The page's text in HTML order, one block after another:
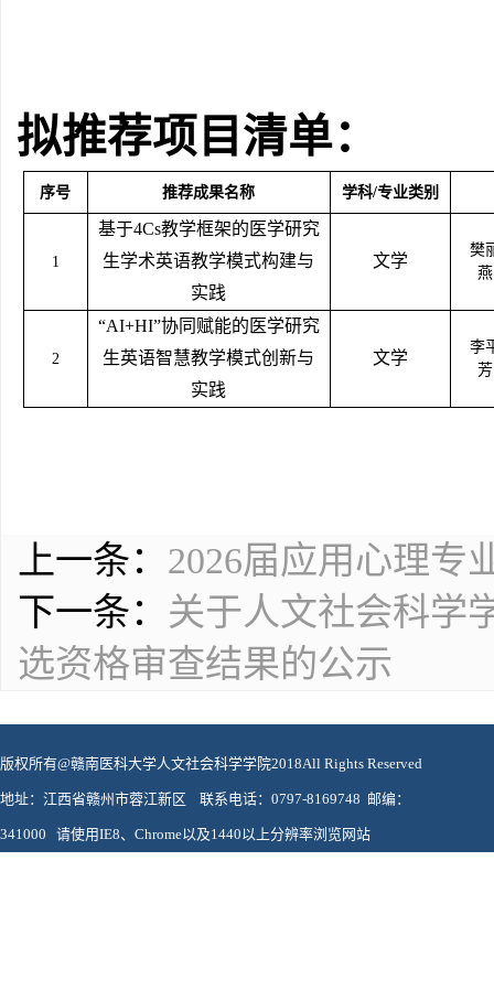
拟推荐项目清单：
序号 推荐成果名称 学科/专业类别
1
基于4Cs教学框架的医学研究
生学术英语教学模式构建与
实践
文学
樊
2
“AI+HI”协同赋能的医学研究
生英语智慧教学模式创新与
实践
文学
李
上一条： 2026届应用心理专
下一条： 关于人文社会科学
选资格审查结果的公示
版权所有@赣南医科大学人文社会科学学院2018All Rights Reserved
地址：江西省赣州市蓉江新区 联系电话：0797-8169748 邮编：
341000 请使用IE8、Chrome以及1440以上分辨率浏览网站